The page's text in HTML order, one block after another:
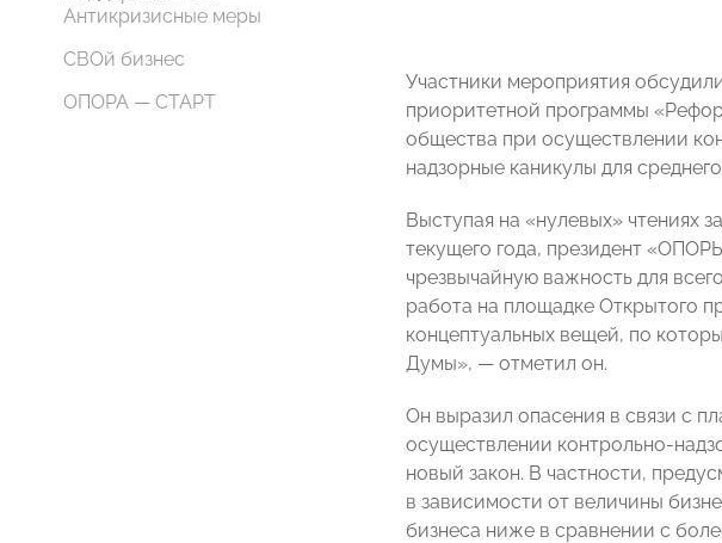
Антикризисные меры
СВОй бизнес
ОПОРА — СТАРТ
Участники мероприятия
приоритетной программы
общества при осуществлении
надзорные каникулы для
Выступая на «нулевых» чтениях
текущего года, президент
чрезвычайную важность для
работа на площадке Открытого
концептуальных вещей, по
Думы», — отметил он.
Он выразил опасения в связи с
осуществлении контрольно-
новый закон. В частности,
в зависимости от величины
бизнеса ниже в сравнении с